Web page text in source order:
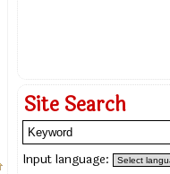
Site Search
Input language: